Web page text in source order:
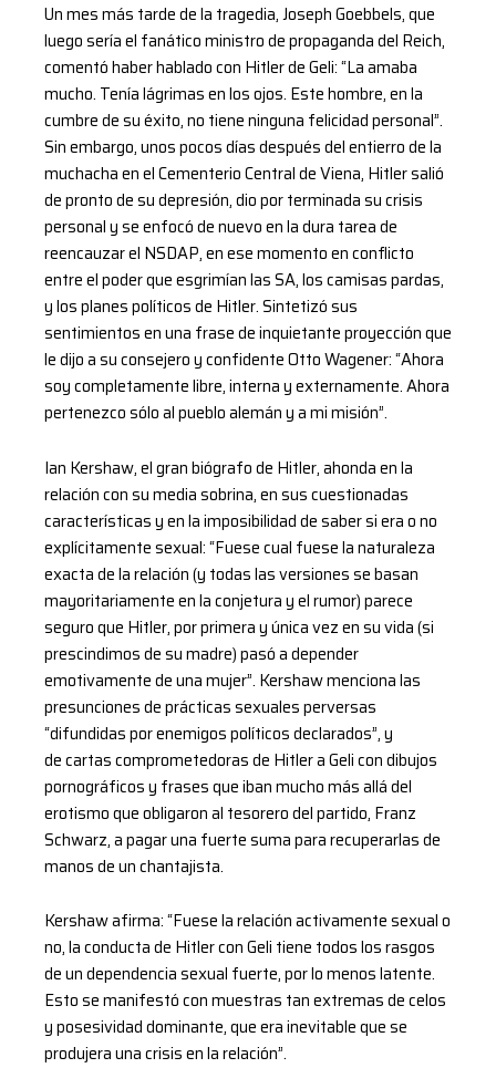
Un mes más tarde de la tragedia, Joseph Goebbels, que
luego sería el fanático ministro de propaganda del Reich,
comentó haber hablado con Hitler de Geli: “La amaba
mucho. Tenía lágrimas en los ojos. Este hombre, en la
cumbre de su éxito, no tiene ninguna felicidad personal”.
Sin embargo, unos pocos días después del entierro de la
muchacha en el Cementerio Central de Viena, Hitler salió
de pronto de su depresión, dio por terminada su crisis
personal y se enfocó de nuevo en la dura tarea de
reencauzar el NSDAP, en ese momento en conflicto
entre el poder que esgrimían las SA, los camisas pardas,
y los planes políticos de Hitler. Sintetizó sus
sentimientos en una frase de inquietante proyección que
le dijo a su consejero y confidente Otto Wagener: “Ahora
soy completamente libre, interna y externamente. Ahora
pertenezco sólo al pueblo alemán y a mi misión”.
Ian Kershaw, el gran biógrafo de Hitler, ahonda en la
relación con su media sobrina, en sus cuestionadas
características y en la imposibilidad de saber si era o no
explícitamente sexual: “Fuese cual fuese la naturaleza
exacta de la relación (y todas las versiones se basan
mayoritariamente en la conjetura y el rumor) parece
seguro que Hitler, por primera y única vez en su vida (si
prescindimos de su madre) pasó a depender
emotivamente de una mujer”. Kershaw menciona las
presunciones de prácticas sexuales perversas
“difundidas por enemigos políticos declarados”, y
de cartas comprometedoras de Hitler a Geli con dibujos
pornográficos y frases que iban mucho más allá del
erotismo que obligaron al tesorero del partido, Franz
Schwarz, a pagar una fuerte suma para recuperarlas de
manos de un chantajista.
Kershaw afirma: “Fuese la relación activamente sexual o
no, la conducta de Hitler con Geli tiene todos los rasgos
de un dependencia sexual fuerte, por lo menos latente.
Esto se manifestó con muestras tan extremas de celos
y posesividad dominante, que era inevitable que se
produjera una crisis en la relación”.